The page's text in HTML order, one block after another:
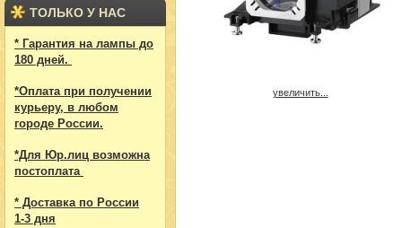
ТОЛЬКО У НАС
* Гарантия на лампы до
180 дней.
*Оплата при получении
курьеру, в любом
городе России.
*Для Юр.лиц возможна
постоплата
* Доставка по России
1-3 дня
увеличить...